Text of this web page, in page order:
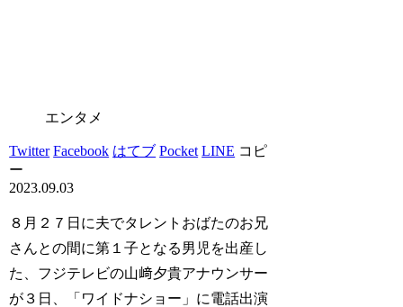
エンタメ
Twitter Facebook はてブ Pocket LINE コピ
ー
2023.09.03
８月２７日に夫でタレントおばたのお兄
さんとの間に第１子となる男児を出産し
た、フジテレビの山﨑夕貴アナウンサー
が３日、「ワイドナショー」に電話出演